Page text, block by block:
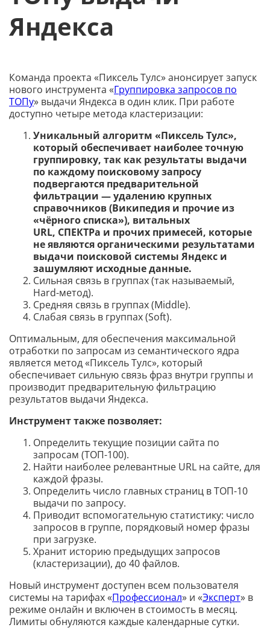
Яндекса
Команда проекта «Пиксель Тулс» анонсирует запуск
нового инструмента «Группировка запросов по
ТОПу» выдачи Яндекса в один клик. При работе
доступно четыре метода кластеризации:
Уникальный алгоритм «Пиксель Тулс»,
который обеспечивает наиболее точную
группировку, так как результаты выдачи
по каждому поисковому запросу
подвергаются предварительной
фильтрации — удалению крупных
справочников (Википедия и прочие из
«чёрного списка»), витальных
URL, СПЕКТРа и прочих примесей, которые
не являются органическими результатами
выдачи поисковой системы Яндекс и
зашумляют исходные данные.
Сильная связь в группах (так называемый,
Hard-метод).
Средняя связь в группах (Middle).
Слабая связь в группах (Soft).
Оптимальным, для обеспечения максимальной
отработки по запросам из семантического ядра
является метод «Пиксель Тулс», который
обеспечивает сильную связь фраз внутри группы и
производит предварительную фильтрацию
результатов выдачи Яндекса.
Инструмент также позволяет:
Определить текущие позиции сайта по
запросам (ТОП-100).
Найти наиболее релевантные URL на сайте, для
каждой фразы.
Определить число главных страниц в ТОП-10
выдачи по запросу.
Приводит вспомогательную статистику: число
запросов в группе, порядковый номер фразы
при загрузке.
Хранит историю предыдущих запросов
(кластеризации), до 40 файлов.
Новый инструмент доступен всем пользователя
системы на тарифах «Профессионал» и «Эксперт» в
режиме онлайн и включен в стоимость в месяц.
Лимиты обнуляются каждые календарные сутки.